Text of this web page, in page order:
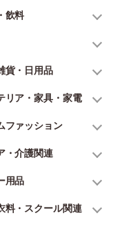
飲料
貨・日用品
リア・家具・家電
ファッション
・介護関連
用品
料・スクール関連